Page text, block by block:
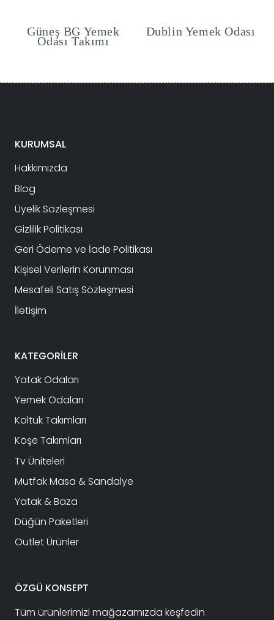
Güneş BG Yemek
Odası Takımı
Dublin Yemek Odası
KURUMSAL
Hakkımızda
Blog
Üyelik Sözleşmesi
Gizlilik Politikası
Geri Ödeme ve İade Politikası
Kişisel Verilerin Korunması
Mesafeli Satış Sözleşmesi
İletişim
KATEGORİLER
Yatak Odaları
Yemek Odaları
Koltuk Takımları
Köşe Takımları
Tv Üniteleri
Mutfak Masa & Sandalye
Yatak & Baza
Düğün Paketleri
Outlet Ürünler
ÖZGÜ KONSEPT
Tüm ürünlerimizi mağazamızda keşfedin